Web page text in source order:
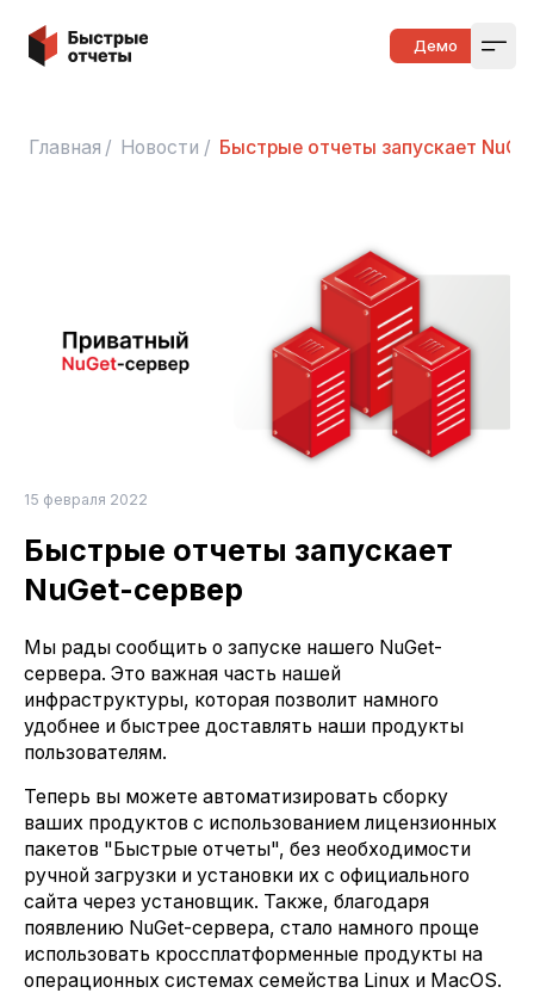
Быстрые отчеты Демо
Главная / Новости / Быстрые отчеты запускает
15 февраля 2022
Быстрые отчеты запускает
NuGet-сервер
Мы рады сообщить о запуске нашего NuGet-
сервера. Это важная часть нашей
инфраструктуры, которая позволит намного
удобнее и быстрее доставлять наши продукты
пользователям.
Теперь вы можете автоматизировать сборку
ваших продуктов с использованием лицензионных
пакетов "Быстрые отчеты", без необходимости
ручной загрузки и установки их с официального
сайта через установщик. Также, благодаря
появлению NuGet-сервера, стало намного проще
использовать кроссплатформенные продукты на
операционных системах семейства Linux и MacOS.